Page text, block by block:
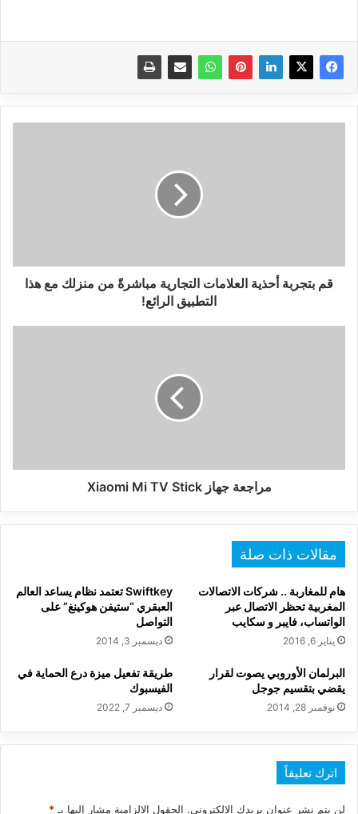
مع
هذاقم بتجربة أحذية العلامات التجارية مباشرةً من منزلك مع هذا
التطبيق الرائع!
مراجعة جهاز Xiaomi Mi TV Stick
مقالات ذات صلة
هام للمغاربة .. شركات الاتصالات
المغربية تحظر الاتصال عبر
الواتساب، فايبر و سكايب
يناير 6, 2016
Swiftkey تعتمد نظام يساعد العالم
العبقري “ستيفن هوكينغ” على
التواصل
ديسمبر 3, 2014
البرلمان الأوروبي يصوت لقرار
يقضي بتقسيم جوجل
نوفمبر 28, 2014
طريقة تفعيل ميزة درع الحماية في
الفيسبوك
ديسمبر 7, 2022
اترك تعليقاً
لن يتم نشر عنوان بريدك الإلكتروني. الحقول الإلزامية مشار إليها بـ *